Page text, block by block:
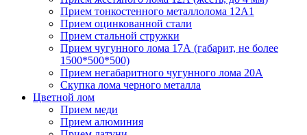
Прием тонкостенного металлолома 12А1
Прием оцинкованной стали
Прием стальной стружки
Прием чугунного лома 17А (габарит, не более
1500*500*500)
Прием негабаритного чугунного лома 20А
Скупка лома черного металла
Цветной лом
Прием меди
Прием алюминия